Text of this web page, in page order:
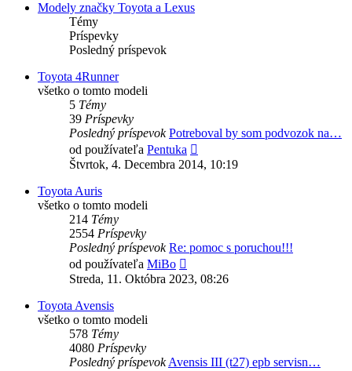
Modely značky Toyota a Lexus
Témy
Príspevky
Posledný príspevok
Toyota 4Runner
všetko o tomto modeli
5 Témy
39 Príspevky
Posledný príspevok Potreboval by som podvozok na…
od používateľa Pentuka
posledný
Štvrtok, 4. Decembra 2014, 10:19
Toyota Auris
všetko o tomto modeli
214 Témy
2554 Príspevky
Posledný príspevok Re: pomoc s poruchou!!!
od používateľa MiBo
posledný
Streda, 11. Októbra 2023, 08:26
Toyota Avensis
všetko o tomto modeli
578 Témy
4080 Príspevky
Posledný príspevokAvensis III (t27) epb servisn…